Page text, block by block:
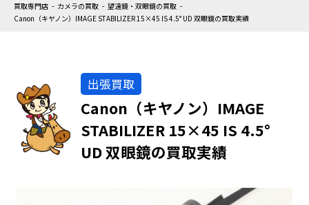
買取専門店 カメラの買取
望遠鏡・双眼鏡の買取
Canon（キヤノン）IMAGE STABILIZER 15×45 IS 4.5° UD 双眼鏡の買取実績
出張買取
Canon（キヤノン）IMAGE
STABILIZER 15×45 IS 4.5°
UD 双眼鏡の買取実績